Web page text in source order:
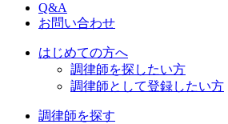
Q&A
お問い合わせ
はじめての方へ
調律師を探したい方
調律師として登録したい方
調律師を探す